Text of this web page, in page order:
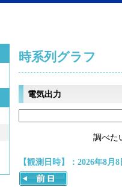
時系列グラフ
電気出力
調べた
【観測日時】：2026年8月